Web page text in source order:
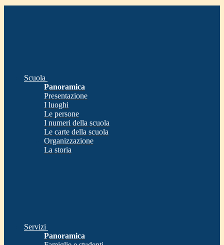
Scuola
Panoramica
Presentazione
I luoghi
Le persone
I numeri della scuola
Le carte della scuola
Organizzazione
La storia
Servizi
Panoramica